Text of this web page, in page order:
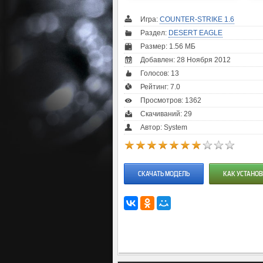
Игра: COUNTER-STRIKE 1.6
Раздел: DESERT EAGLE
Размер: 1.56 МБ
Добавлен: 28 Ноября 2012
Голосов: 13
Рейтинг: 7.0
Просмотров: 1362
Скачиваний: 29
Автор: System
СКАЧАТЬ МОДЕЛЬ КАК